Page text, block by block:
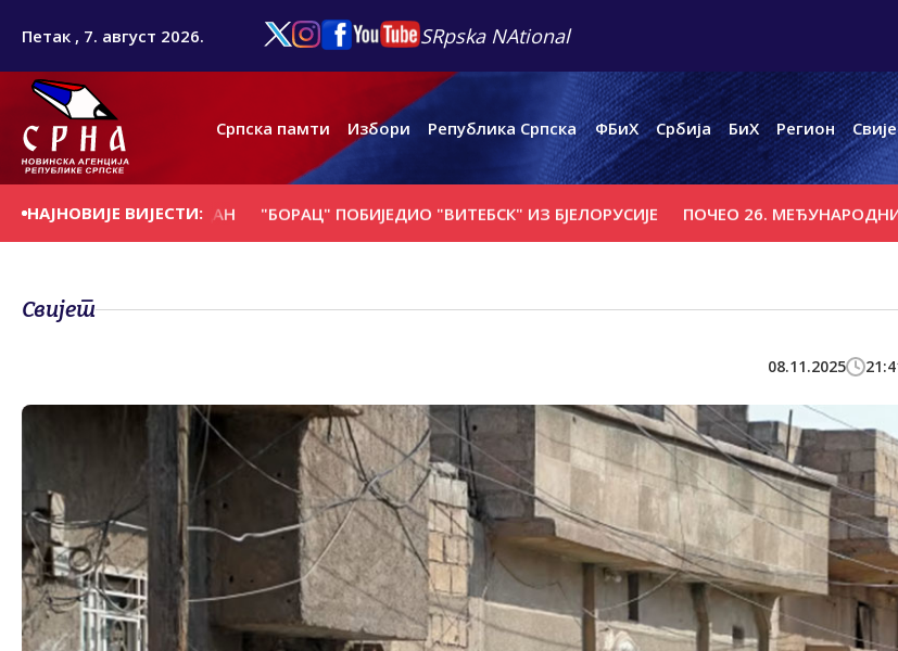
Петак , 7. август 2026. SRpska NAtional
Српска памти Избори Република Српска ФБиХ Србија БиХ Регион
НАЈНОВИЈЕ ВИЈЕСТИ:
НА ДАНАШЊИ ДАН "БОРАЦ" ПОБИЈЕДИО "ВИТЕБСК" ИЗ БЈЕЛОРУСИЈЕ ПОЧЕО 26. МЕЂУНАРОДНИ ЏЕЗ
Свијет
08.11.2025